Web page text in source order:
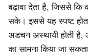
बढ़ावा देता है, जिससे कि
सके। इससे यह स्पष्ट
अडचन अस्थायी होती है,
का सामना किया जा